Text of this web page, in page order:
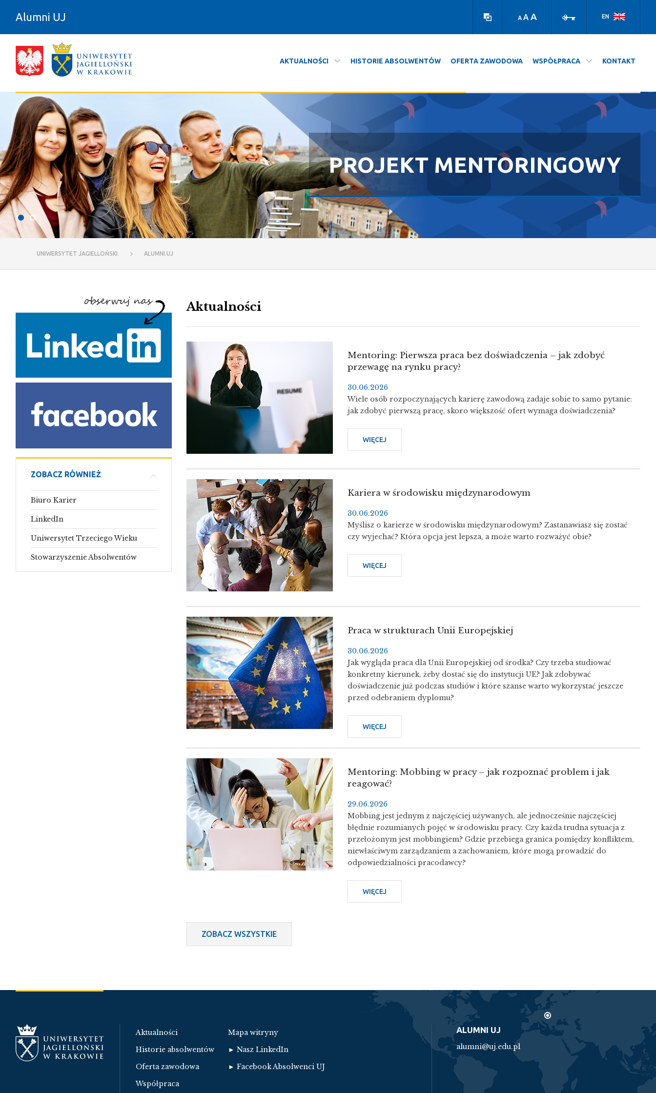
Alumni UJ
A A A EN
AKTUALNOŚCI HISTORIE ABSOLWENTÓW OFERTA ZAWODOWA WSPÓŁPRACA KONTAKT
#start - Alumni UJ
PROJEKT MENTORINGOWY
WSPÓŁPRACA
UNIWERSYTET JAGIELLOŃSKI ALUMNI UJ
ZOBACZ RÓWNIEŻ
Biuro Karier
LinkedIn
Uniwersytet Trzeciego Wieku
Stowarzyszenie Absolwentów
Aktualności
Mentoring: Pierwsza praca bez doświadczenia – jak zdobyć
przewagę na rynku pracy?
30.06.2026
Wiele osób rozpoczynających karierę zawodową zadaje sobie to samo pytanie:
jak zdobyć pierwszą pracę, skoro większość ofert wymaga doświadczenia?
WIĘCEJ
MENTORING:
DOŚWIADCZENIA
–
JAK
ZDOBYĆ
NA
Kariera w środowisku międzynarodowym
30.06.2026
Myślisz o karierze w środowisku międzynarodowym? Zastanawiasz się zostać
czy wyjechać? Która opcja jest lepsza, a może warto rozważyć obie?
WIĘCEJ
KARIERA
Praca w strukturach Unii Europejskiej
30.06.2026
Jak wygląda praca dla Unii Europejskiej od środka? Czy trzeba studiować
konkretny kierunek, żeby dostać się do instytucji UE? Jak zdobywać
doświadczenie już podczas studiów i które szanse warto wykorzystać jeszcze
przed odebraniem dyplomu?
WIĘCEJ
PRACA
W
UNII
EUROPEJSKIEJ
Mentoring: Mobbing w pracy – jak rozpoznać problem i jak
reagować?
29.06.2026
Mobbing jest jednym z najczęściej używanych, ale jednocześnie najczęściej
błędnie rozumianych pojęć w środowisku pracy. Czy każda trudna sytuacja z
przełożonym jest mobbingiem? Gdzie przebiega granica pomiędzy konfliktem,
niewłaściwym zarządzaniem a zachowaniem, które mogą prowadzić do
odpowiedzialności pracodawcy?
WIĘCEJ
MENTORING:
ZOBACZ WSZYSTKIE
Aktualności
Historie absolwentów
Oferta zawodowa
Współpraca
Mapa witryny
► Nasz LinkedIn
► Facebook Absolwenci UJ
ALUMNI UJ
alumni@uj.edu.pl